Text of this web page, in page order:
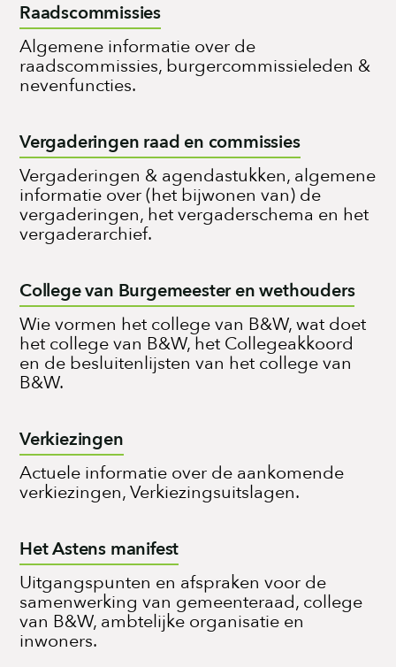
Raadscommissies
Algemene informatie over de
raadscommissies, burgercommissieleden &
nevenfuncties.
Vergaderingen raad en commissies
Vergaderingen & agendastukken, algemene
informatie over (het bijwonen van) de
vergaderingen, het vergaderschema en het
vergaderarchief.
College van Burgemeester en wethouders
Wie vormen het college van B&W, wat doet
het college van B&W, het Collegeakkoord
en de besluitenlijsten van het college van
B&W.
Verkiezingen
Actuele informatie over de aankomende
verkiezingen, Verkiezingsuitslagen.
Het Astens manifest
Uitgangspunten en afspraken voor de
samenwerking van gemeenteraad, college
van B&W, ambtelijke organisatie en
inwoners.